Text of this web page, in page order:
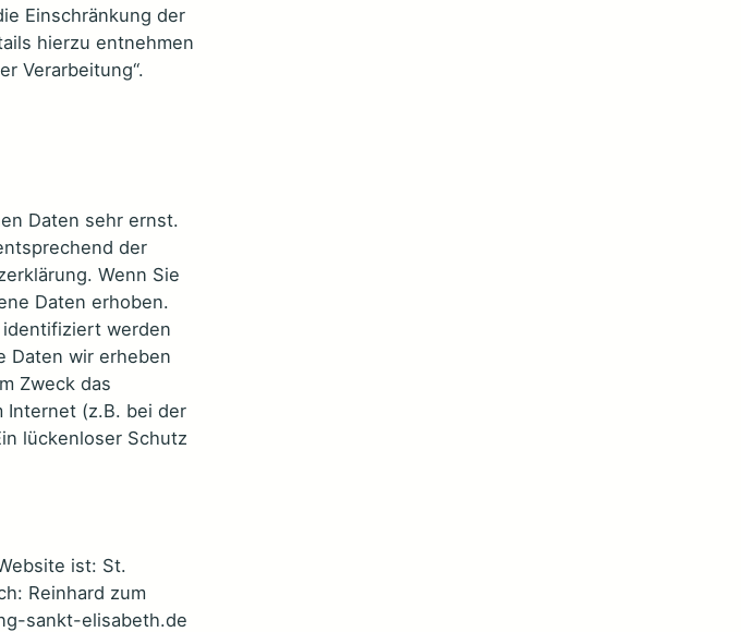
Einschränkung der
hierzu entnehmen
Verarbeitung“.
Daten sehr ernst.
der
Wenn Sie
Daten erhoben.
werden
Daten wir erheben
Zweck das
Internet (z.B. bei der
lückenloser Schutz
ist: St.
Reinhard zum
sankt-elisabeth.de